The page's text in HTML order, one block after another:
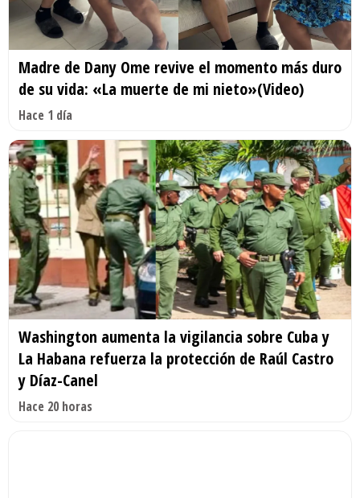
Madre de Dany Ome revive el momento más duro
de su vida: «La muerte de mi nieto»(Video)
Hace 1 día
Washington aumenta la vigilancia sobre Cuba y
La Habana refuerza la protección de Raúl Castro
y Díaz-Canel
Hace 20 horas